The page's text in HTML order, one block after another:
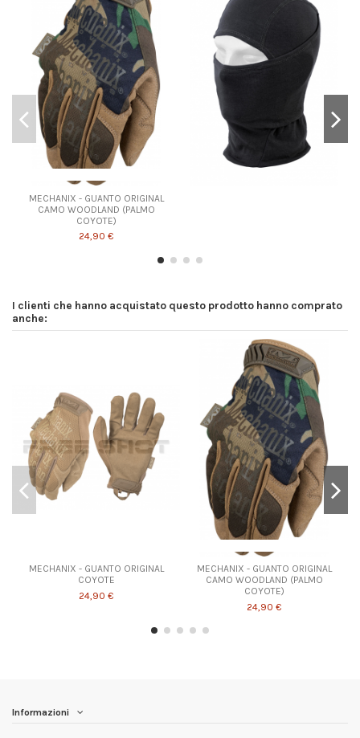
MECHANIX - GUANTO ORIGINAL
CAMO WOODLAND (PALMO
COYOTE)
24,90 €
I clienti che hanno acquistato questo prodotto hanno comprato
anche:
MECHANIX - GUANTO ORIGINAL
COYOTE
24,90 €
MECHANIX - GUANTO ORIGINAL
CAMO WOODLAND (PALMO
COYOTE)
24,90 €
Informazioni